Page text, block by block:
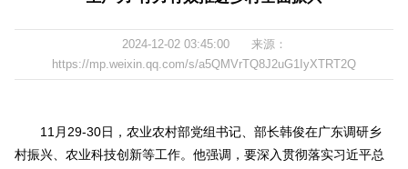
2024-12-02 03:45:00
来源：
https://mp.weixin.qq.com/s/a5QMVrTQ8J2uG1IyXTRT2Q
11月29-30日，农业农村部党组书记、部长韩俊在广东调研乡
村振兴、农业科技创新等工作。他强调，要深入贯彻落实习近平总